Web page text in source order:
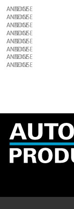
ANZEIGE
ANZEIGE
ANZEIGE
ANZEIGE
ANZEIGE
ANZEIGE
ANZEIGE
ANZEIGE